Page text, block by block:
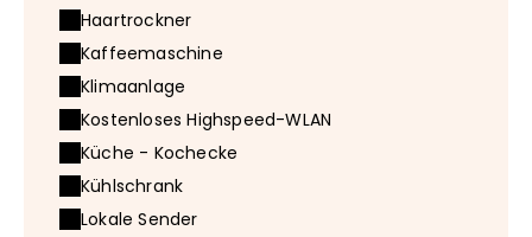
Haartrockner
Kaffeemaschine
Klimaanlage
Kostenloses Highspeed-WLAN
Küche - Kochecke
Kühlschrank
Lokale Sender